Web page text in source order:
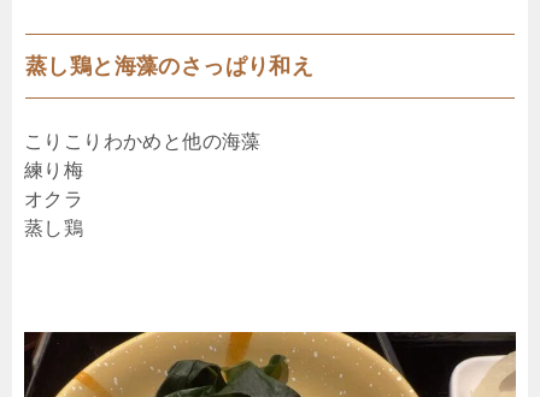
蒸し鶏と海藻のさっぱり和え
こりこりわかめと他の海藻
練り梅
オクラ
蒸し鶏